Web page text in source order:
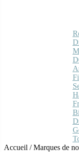
Accueil /Marques de